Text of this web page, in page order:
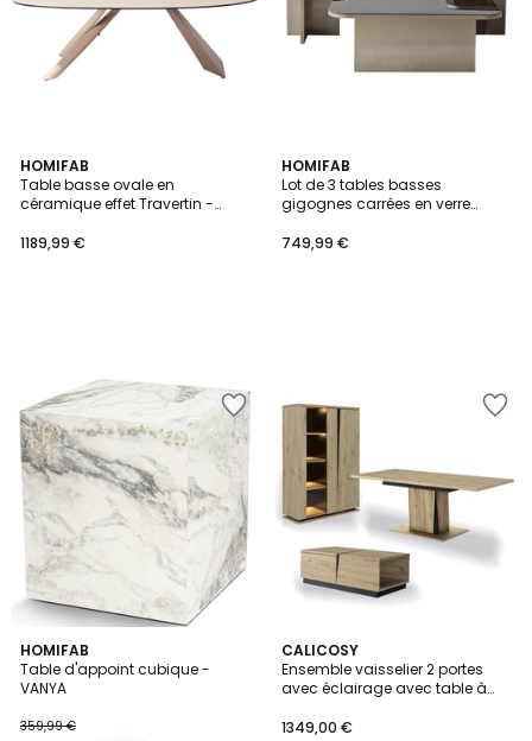
HOMIFAB
Table basse ovale en
céramique effet Travertin -
1189,99 €
HOMIFAB
Lot de 3 tables basses
gigognes carrées en verre
749,99 €
HOMIFAB
Table d'appoint cubique -
VANYA
359,99 €
CALICOSY
Ensemble vaisselier 2 portes
avec éclairage avec table à
basse 1 tiroir Crack -
1349,00 €